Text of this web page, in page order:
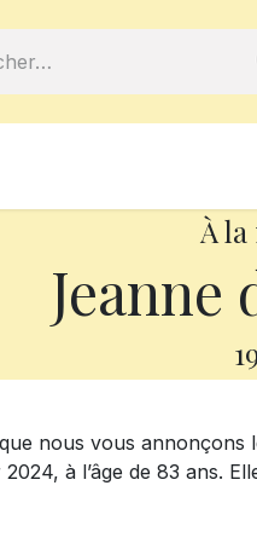
À
Jeanne
que nous vous
à l’âge de 83 ans.